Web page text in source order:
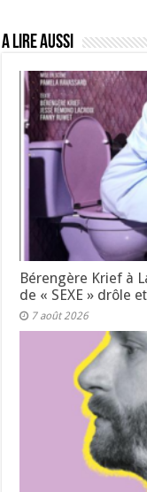
A lire aussi
Bérengère Krief à
de « SEXE » drôle
7 août 2026